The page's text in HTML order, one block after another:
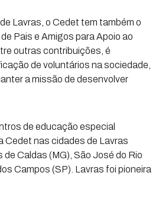
Lavras, o Cedet tem também o
Pais e Amigos para Apoio ao
outras contribuições, é
de voluntários na sociedade,
a missão de desenvolver
de educação especial
Cedet nas cidades de Lavras
Caldas (MG), São José do Rio
Campos (SP). Lavras foi pioneira